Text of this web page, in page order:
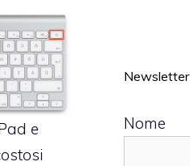
e
Newsletter
Nome